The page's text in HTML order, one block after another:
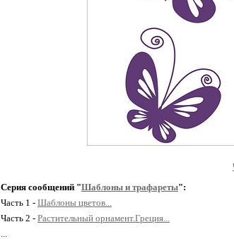
Серия сообщений "Шаблоны и трафареты":
Часть 1 - Шаблоны цветов...
Часть 2 - Растительный орнамент.Греция...
...